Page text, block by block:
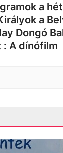
a
a
Dongó
: A dínófilm